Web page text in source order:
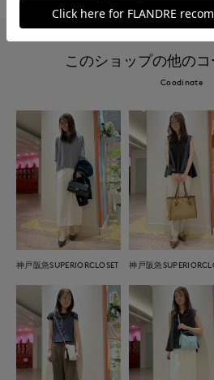
このショップの他の
Coodinate
神戸阪急SUPERIORCLOSET 神戸阪急